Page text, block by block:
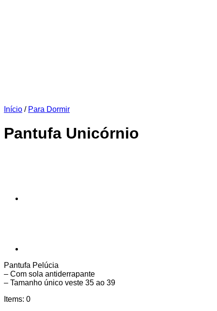
Início / Para Dormir
Pantufa Unicórnio
Pantufa Pelúcia
– Com sola antiderrapante
– Tamanho único veste 35 ao 39
Items: 0